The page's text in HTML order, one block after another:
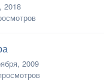
2018
2009